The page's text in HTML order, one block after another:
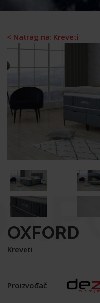
< Natrag na: Kreveti
OXFORD
Kreveti
Proizvođač